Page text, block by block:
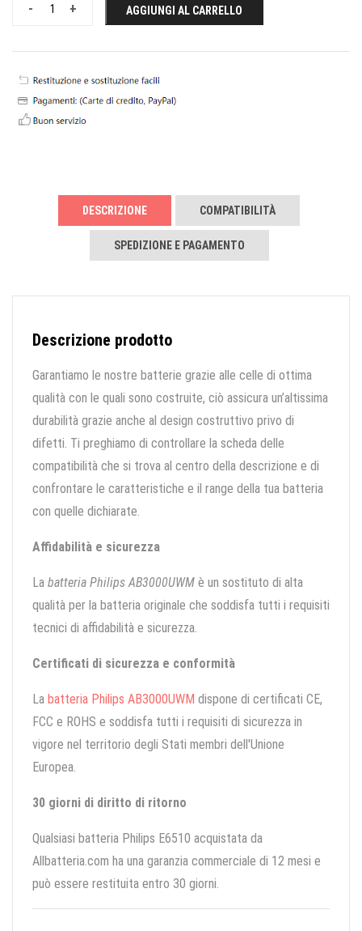
+
- AGGIUNGI AL CARRELLO
DESCRIZIONE COMPATIBILITÀ
SPEDIZIONE E PAGAMENTO
Descrizione prodotto
Garantiamo le nostre batterie grazie alle celle di ottima
qualità con le quali sono costruite, ciò assicura un’altissima
durabilità grazie anche al design costruttivo privo di
difetti. Ti preghiamo di controllare la scheda delle
compatibilità che si trova al centro della descrizione e di
confrontare le caratteristiche e il range della tua batteria
con quelle dichiarate.
Affidabilità e sicurezza
La batteria Philips AB3000UWM è un sostituto di alta
qualità per la batteria originale che soddisfa tutti i requisiti
tecnici di affidabilità e sicurezza.
Certificati di sicurezza e conformità
La batteria Philips AB3000UWM dispone di certificati CE,
FCC e ROHS e soddisfa tutti i requisiti di sicurezza in
vigore nel territorio degli Stati membri dell'Unione
Europea.
30 giorni di diritto di ritorno
Qualsiasi batteria Philips E6510 acquistata da
Allbatteria.com ha una garanzia commerciale di 12 mesi e
può essere restituita entro 30 giorni.